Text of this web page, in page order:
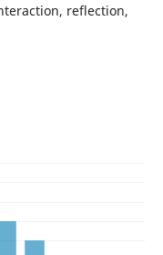
reflection,